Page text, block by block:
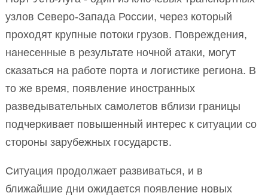
узлов Северо-Запада России, через который
проходят крупные потоки грузов. Повреждения,
нанесенные в результате ночной атаки, могут
сказаться на работе порта и логистике региона. В
то же время, появление иностранных
разведывательных самолетов вблизи границы
подчеркивает повышенный интерес к ситуации со
стороны зарубежных государств.
Ситуация продолжает развиваться, и в
ближайшие дни ожидается появление новых